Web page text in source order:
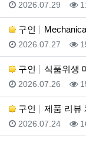
등록일
2026.07.29
구인
등록일
2026.07.27
구인 식품위생
등록일
2026.07.26
구인 제품 리뷰
등록일
2026.07.24